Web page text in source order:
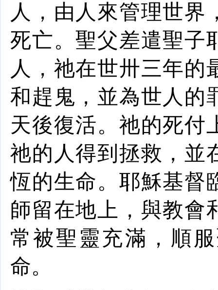
人
，由人來管理世界
死亡。 聖父差遣聖子
人
，祂在世卅三年
和趕鬼，並為世人的
天後復活。祂的死付
祂的人得到拯救，並
恆的生命。耶穌基督
師留在地上，與教會
常被聖靈充滿，順
命。